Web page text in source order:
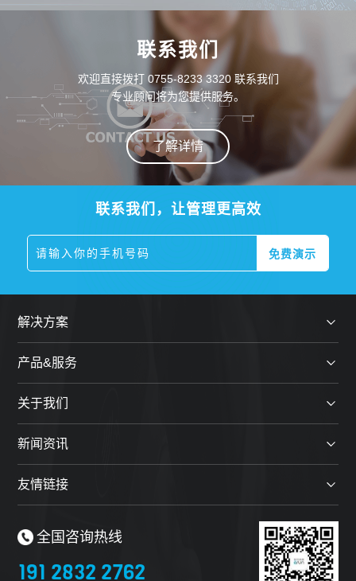
联系我们
欢迎直接拨打 0755-8233 3320 联系我们
专业顾问将为您提供服务。
了解详情
联系我们，让管理更高效
解决方案
产品&服务
关于我们
新闻资讯
友情链接
全国咨询热线
191 2832 2762